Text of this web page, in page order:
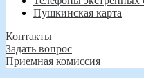
Пушкинская карта
Контакты
Задать вопрос
Приемная комиссия